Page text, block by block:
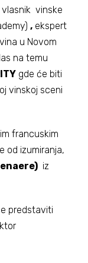
vlasnik vinske
, ekspert
u Novom
na temu
gde će biti
vinskoj sceni
francuskim
od izumiranja,
iz
predstaviti